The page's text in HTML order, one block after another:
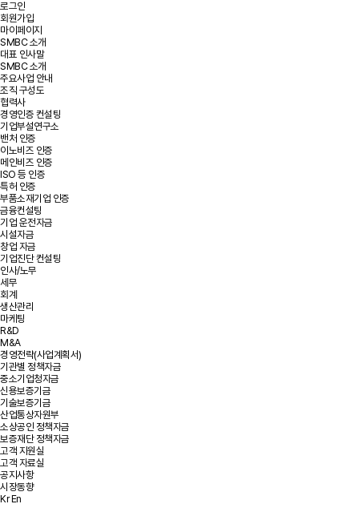
로그인
회원가입
마이페이지
SMBC 소개
대표 인사말
SMBC 소개
주요사업 안내
조직 구성도
협력사
경영인증 컨설팅
기업부설연구소
밴처 인증
이노비즈 인증
메인비즈 인증
ISO 등 인증
특허 인증
부품소재기업 인증
금융컨설팅
기업 운전자금
시설자금
창업 자금
기업진단 컨설팅
인사/노무
세무
회계
생산관리
마케팅
R&D
M&A
경영전략(사업계획서)
기관별 정책자금
중소기업청자금
신용보증기금
기술보증기금
산업통상자원부
소상공인 정책자금
보증재단 정책자금
고객 지원실
고객 자료실
공지사항
시장동향
Kr En